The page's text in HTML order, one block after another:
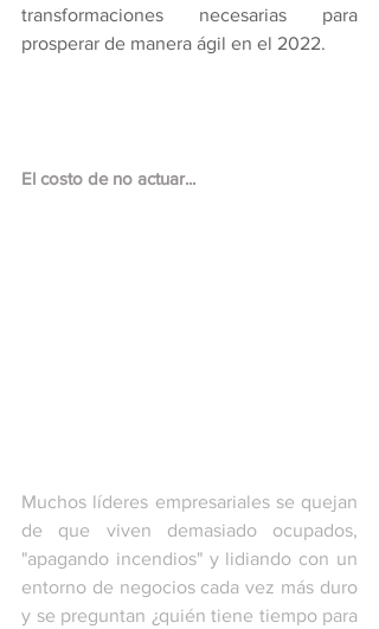
transformaciones necesarias para
prosperar de manera ágil en el 2022.
El costo de no actuar...
Muchos líderes empresariales se quejan
de que viven demasiado ocupados,
"apagando incendios" y lidiando con un
entorno de negocios cada vez más duro
y se preguntan ¿quién tiene tiempo para